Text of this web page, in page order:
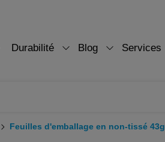
Durabilité Blog Services
Feuilles d'emballage en non-tissé 43g